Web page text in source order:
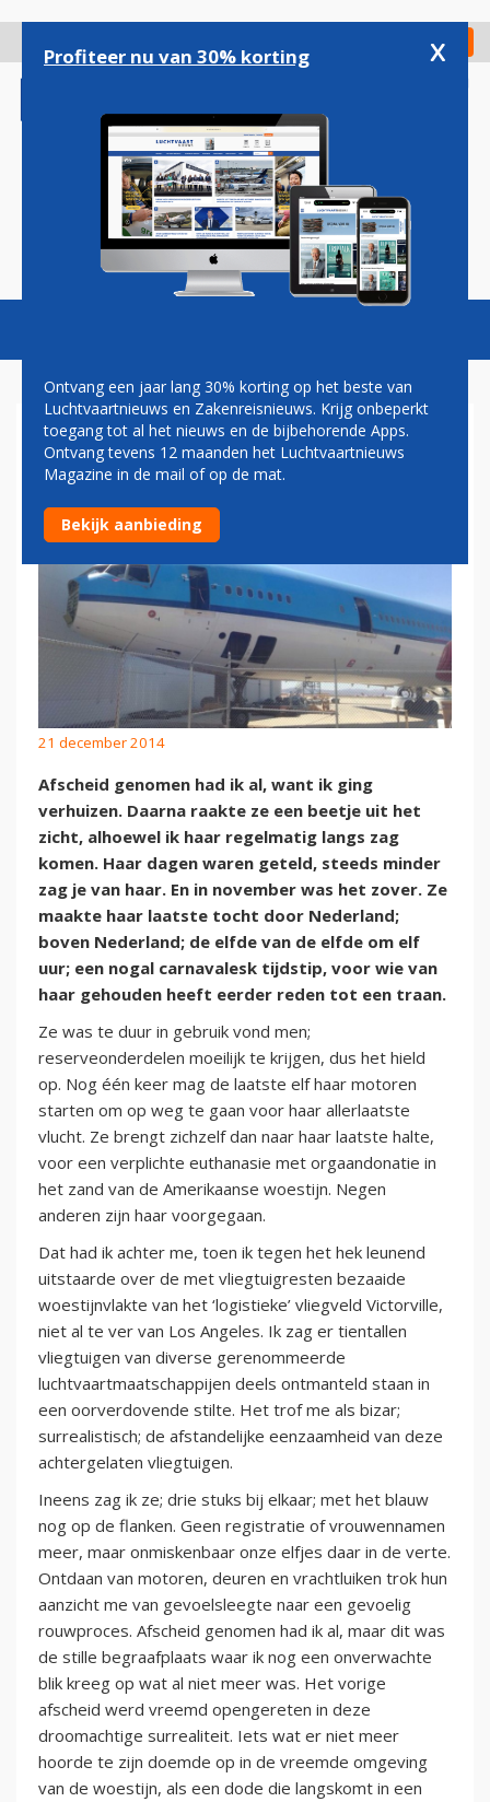
gaan
Check in
Magazine Podcasts Vacatures
PAUL MELKERT: SLOPEND
21 december 2014
Afscheid genomen had ik al, want ik ging
verhuizen. Daarna raakte ze een beetje uit het
zicht, alhoewel ik haar regelmatig langs zag
komen. Haar dagen waren geteld, steeds minder
zag je van haar. En in november was het zover. Ze
maakte haar laatste tocht door Nederland;
boven Nederland; de elfde van de elfde om elf
uur; een nogal carnavalesk tijdstip, voor wie van
haar gehouden heeft eerder reden tot een traan.
Ze was te duur in gebruik vond men;
reserveonderdelen moeilijk te krijgen, dus het hield
op. Nog één keer mag de laatste elf haar motoren
starten om op weg te gaan voor haar allerlaatste
vlucht. Ze brengt zichzelf dan naar haar laatste halte,
voor een verplichte euthanasie met orgaandonatie in
het zand van de Amerikaanse woestijn. Negen
anderen zijn haar voorgegaan.
Dat had ik achter me, toen ik tegen het hek leunend
uitstaarde over de met vliegtuigresten bezaaide
woestijnvlakte van het ‘logistieke’ vliegveld Victorville,
niet al te ver van Los Angeles. Ik zag er tientallen
vliegtuigen van diverse gerenommeerde
luchtvaartmaatschappijen deels ontmanteld staan in
een oorverdovende stilte. Het trof me als bizar;
surrealistisch; de afstandelijke eenzaamheid van deze
achtergelaten vliegtuigen.
Ineens zag ik ze; drie stuks bij elkaar; met het blauw
nog op de flanken. Geen registratie of vrouwennamen
meer, maar onmiskenbaar onze elfjes daar in de verte.
Ontdaan van motoren, deuren en vrachtluiken trok hun
aanzicht me van gevoelsleegte naar een gevoelig
rouwproces. Afscheid genomen had ik al, maar dit was
de stille begraafplaats waar ik nog een onverwachte
blik kreeg op wat al niet meer was. Het vorige
afscheid werd vreemd opengereten in deze
droomachtige surrealiteit. Iets wat er niet meer
hoorde te zijn doemde op in de vreemde omgeving
van de woestijn, als een dode die langskomt in een
Profiteer nu van 30% korting x
Ontvang een jaar lang 30% korting op het beste van
Luchtvaartnieuws en Zakenreisnieuws. Krijg onbeperkt
toegang tot al het nieuws en de bijbehorende Apps.
Ontvang tevens 12 maanden het Luchtvaartnieuws
Magazine in de mail of op de mat.
Bekijk aanbieding